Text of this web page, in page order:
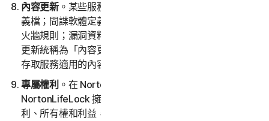
內容更新。某些服務使用的內容會隨時更新，例如病毒定
義檔；間諜軟體定義檔；防垃圾郵件規則；URL 清單；防
火牆規則；漏洞資料，以及已驗證網頁的更新清單；這些
更新統稱為「內容更新」。在訂購授權期間，閣下將可以
存取服務適用的內容更新。
專屬權利 。在 NortonLifeLock 與閣下之間，
NortonLifeLock 擁有並保留對服務 (包括軟體) 的所有權
利、所有權和利益，包括所有智慧財產權在內。就本 LSA